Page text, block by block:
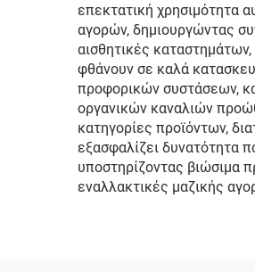
επεκτατική χρησιμότητα
αγορών, δημιουργώντας
αισθητικές
φθάνουν σε καλά
προφορικών συστάσεων,
οργανικών καναλιών
κατηγορίες προϊόντων,
εξασφαλίζει δυνατότητα
υποστηρίζοντας βιώσιμα
εναλλακτικές μαζικής